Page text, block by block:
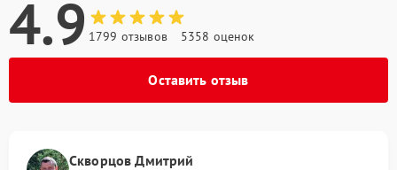
4.9 1799 отзывов 5358 оценок
Оставить отзыв
Скворцов Дмитрий